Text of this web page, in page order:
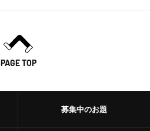
PAGE TOP
募集中のお題